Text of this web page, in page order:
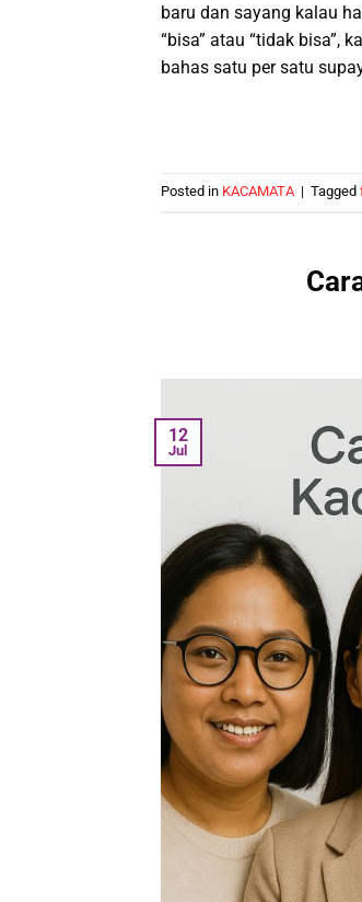
baru dan sayang kalau
“bisa” atau “tidak bisa”,
bahas satu per satu
Posted in KACAMATA | Tagged
12
Jul